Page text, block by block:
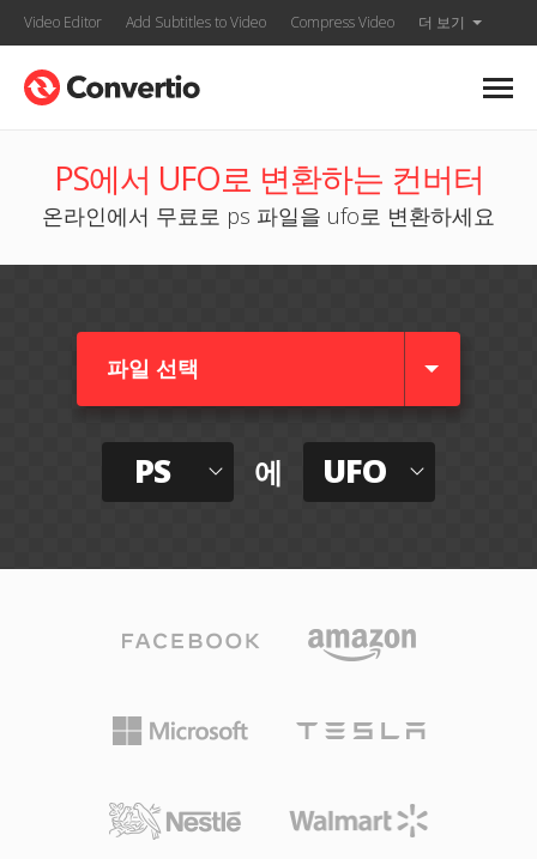
Video Editor Add Subtitles to Video Compress Video 더 보기
PS에서 UFO로 변환하는 컨버터
온라인에서 무료로 ps 파일을 ufo로 변환하세요
파일 선택
PS 에 UFO